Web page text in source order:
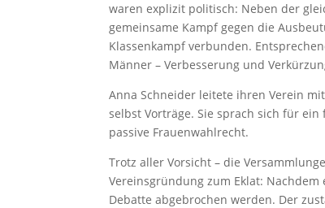
waren explizit politisch: Neben der
gemeinsame Kampf gegen die
Klassenkampf verbunden.
Männer – Verbesserung und
Anna Schneider leitete ihren Verein
selbst Vorträge. Sie sprach sich für
passive Frauenwahlrecht.
Trotz aller Vorsicht – die
Vereinsgründung zum Eklat:
Debatte abgebrochen werden. Der